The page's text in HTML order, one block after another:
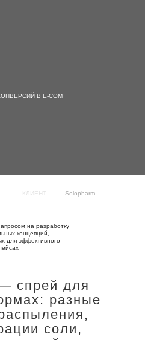
В E-COM
на разработку
концепций,
для эффективного
спрей для
разные
соли,
Solopharm
КЛИЕНТ